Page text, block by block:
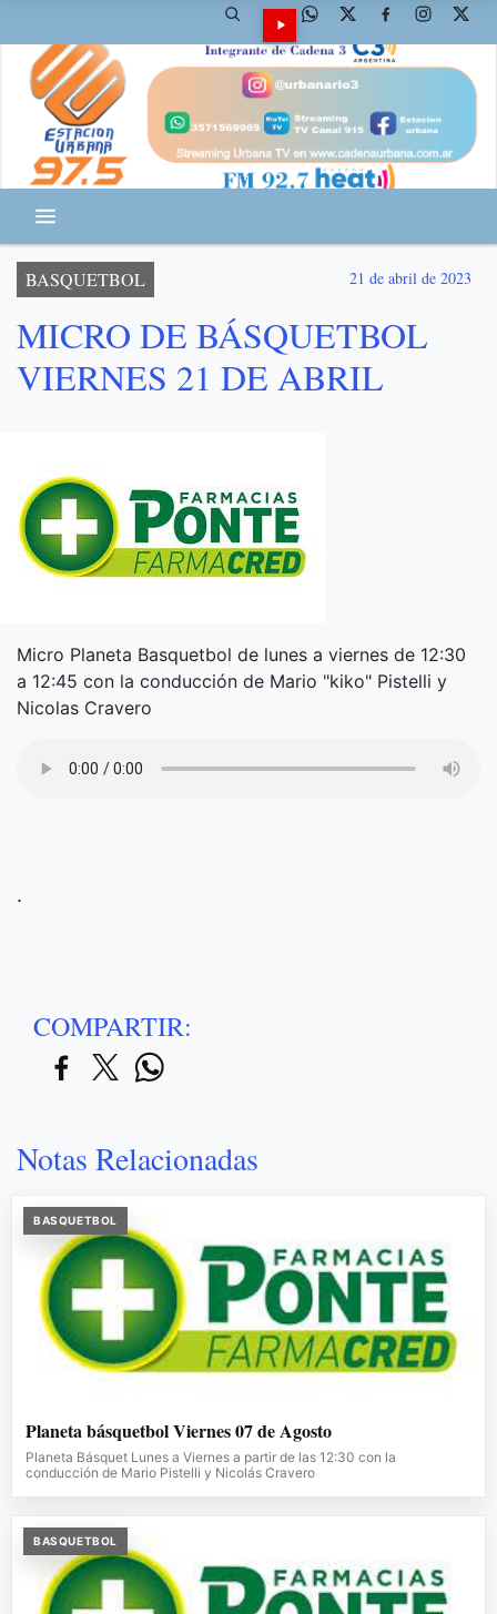
BASQUETBOL 21 de abril de 2023
MICRO DE BÁSQUETBOL
VIERNES 21 DE ABRIL
Micro Planeta Basquetbol de lunes a viernes de 12:30
a 12:45 con la conducción de Mario "kiko" Pistelli y
Nicolas Cravero
.
COMPARTIR:
Notas Relacionadas
BASQUETBOL
Planeta básquetbol Viernes 07 de Agosto
Planeta Básquet Lunes a Viernes a partir de las 12:30 con la
conducción de Mario Pistelli y Nicolás Cravero
BASQUETBOL